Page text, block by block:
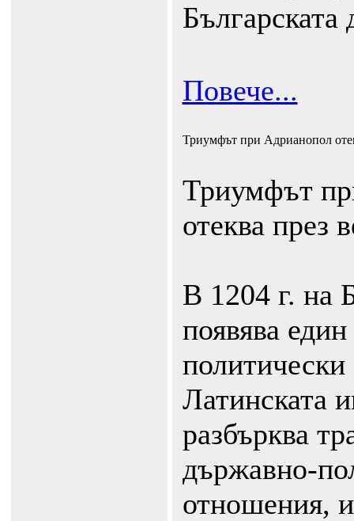
Българската
Повече...
Триумфът при Адрианопол
Триумфът
отеква през
В 1204 г. на
появява
Латинската
разбърква
държавно-
отношения,